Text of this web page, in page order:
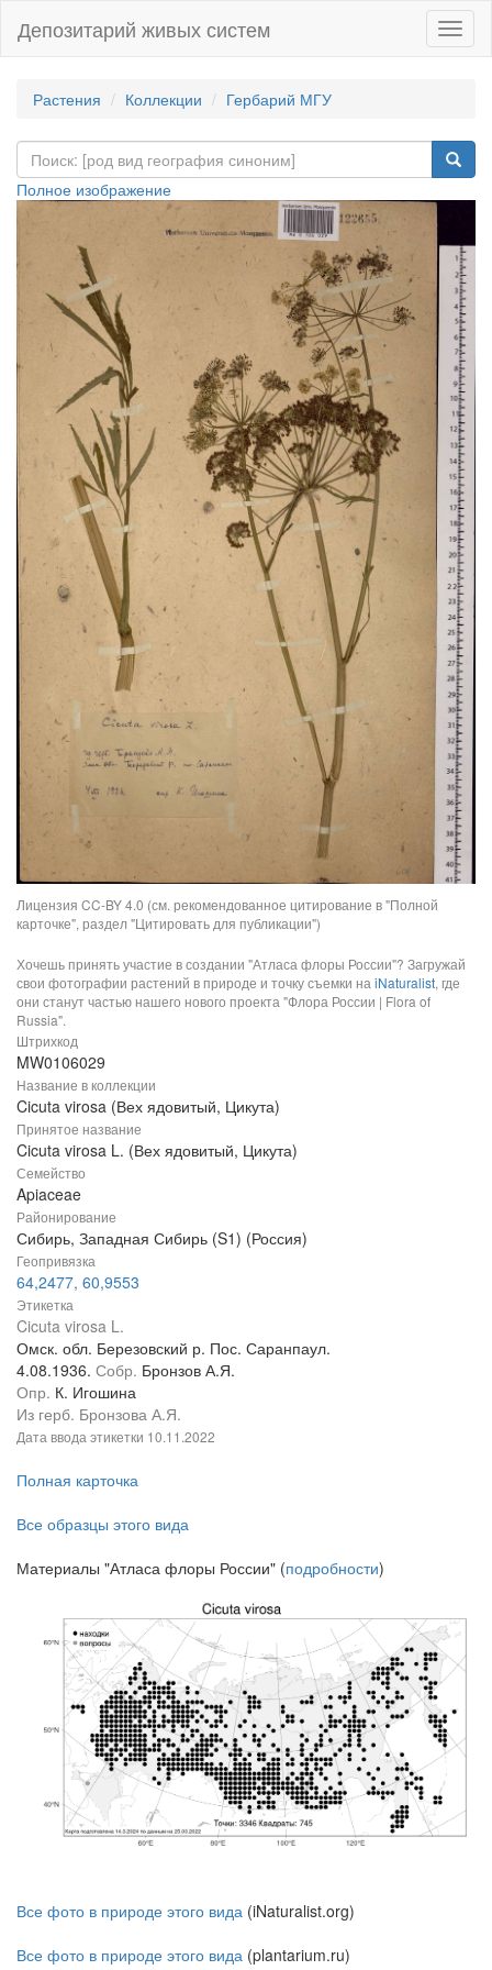
Депозитарий живых систем
Растения Коллекции Гербарий МГУ
Полное изображение
Лицензия CC-BY 4.0 (см. рекомендованное цитирование в "Полной
карточке", раздел "Цитировать для публикации")
Хочешь принять участие в создании "Атласа флоры России"? Загружай
свои фотографии растений в природе и точку съемки на iNaturalist, где
они станут частью нашего нового проекта "Флора России | Flora of
Russia".
Штрихкод
MW0106029
Название в коллекции
Cicuta virosa (Вех ядовитый, Цикута)
Принятое название
Cicuta virosa L. (Вех ядовитый, Цикута)
Семейство
Apiaceae
Районирование
Сибирь, Западная Сибирь (S1) (Россия)
Геопривязка
64,2477, 60,9553
Этикетка
Cicuta virosa L.
Омск. обл. Березовский р. Пос. Саранпаул.
4.08.1936. Собр. Бронзов А.Я.
Опр. К. Игошина
Из герб. Бронзова А.Я.
Дата ввода этикетки 10.11.2022
Полная карточка
Все образцы этого вида
Материалы "Атласа флоры России" (подробности)
Все фото в природе этого вида (iNaturalist.org)
Все фото в природе этого вида (plantarium.ru)